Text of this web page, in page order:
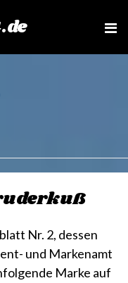
e
Nr. 2, dessen
und Markenamt
Marke auf